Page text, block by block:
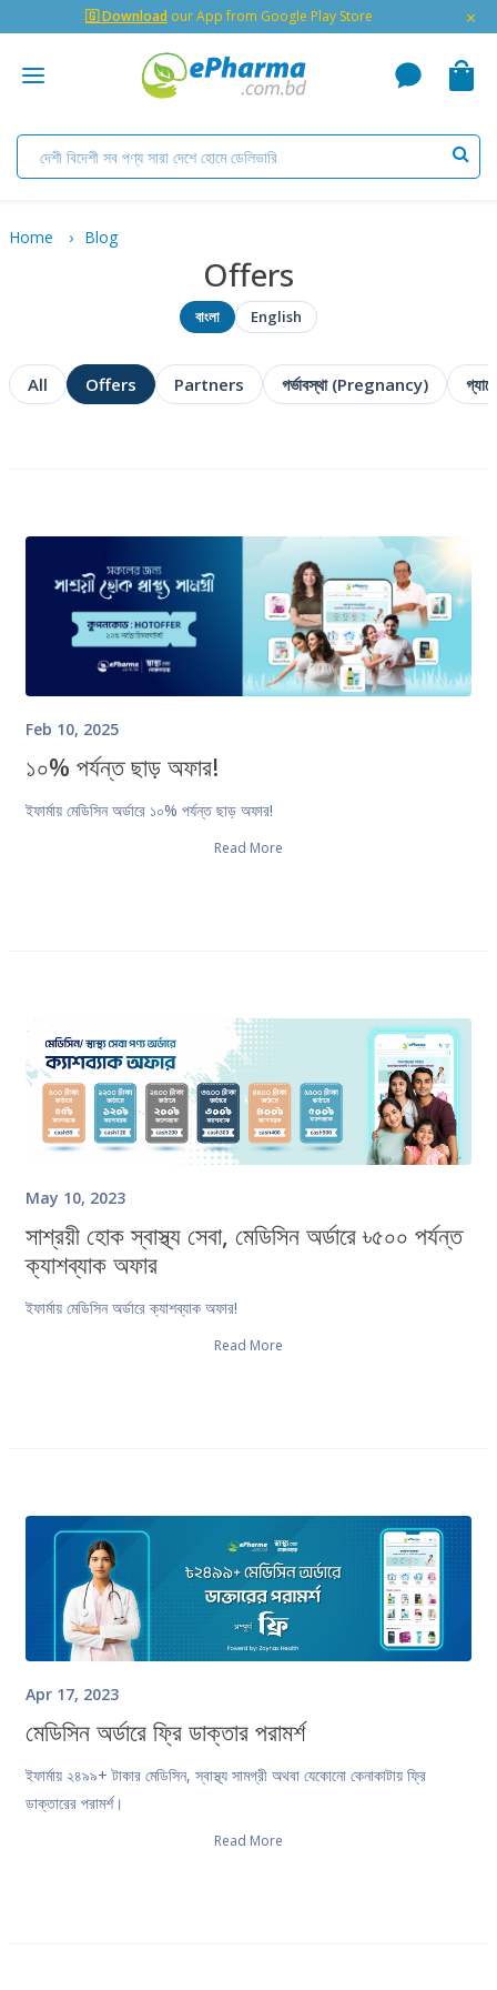
🇬 Download our App from Google Play Store ×
Home Blog
Offers
বাংলা English
All Offers Partners গর্ভাবস্থা (Pregnancy)
Feb 10, 2025
১০% পর্যন্ত ছাড় অফার!
ইফার্মায় মেডিসিন অর্ডারে ১০% পর্যন্ত ছাড় অফার!
Read More
May 10, 2023
সাশ্রয়ী হোক স্বাস্থ্য সেবা, মেডিসিন অর্ডারে ৳৫০০ পর্যন্ত
ক্যাশব্যাক অফার
ইফার্মায় মেডিসিন অর্ডারে ক্যাশব্যাক অফার!
Read More
Apr 17, 2023
মেডিসিন অর্ডারে ফ্রি ডাক্তার পরামর্শ
ইফার্মায় ২৪৯৯+ টাকার মেডিসিন, স্বাস্থ্য সামগ্রী অথবা যেকোনো কেনাকাটায় ফ্রি
ডাক্তারের পরামর্শ।
Read More